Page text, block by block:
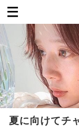
夏に向けてチ